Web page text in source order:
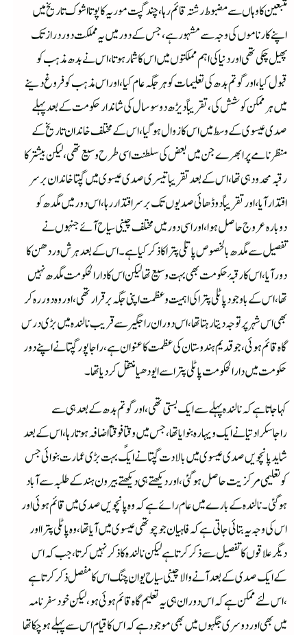
متبعین کا وہاں سے مضبوط رشتہ قائم رہا ،چند گپت موریہ کا پوتا اشوک تاریخ میں
اپنے کارناموں کی وجہ سے مشہور ہے ،جس کے دور میں یہ مملکت دوردراز تک
پھیل چکی تھی اور دنیا کی اہم مملکتوں میں اس کا شمار ہوتا ،اس نے بدھ مذہب کو
قبول کیا ،اور گوتم بدھ کی تعلیمات کو ہر جگہ عام کیا ،اور اس مذہب کو فروغ دینے
میں ہر ممکن کوشش کی ،تقریباً دیڑھ دو سو سال کی شاندار حکومت کے بعد پہلے
صدی عیسوی کے وسط میں اس کا زوال ہوگیا ،اس کے مختلف خاندان تاریخ کے
منظرنامے پر ابھرے جن میں بعض کی سلطنت اسی طرح وسیع تھی ،لیکن بیشتر کا
رقبہ محدود ہی تھا ،اس کے بعد تقریبا تیسری صدی عیسوی میں گپتا خاندان بر سر
اقتدارآیا ،اور تقریباً دو ڈھائی صدیوں تک بر سر اقتدار رہا ،اس دور میں مگدھ کو
دوبارہ عروج حاصل ہوا ،اور اسی دور میں مختلف چینی سیاح آئے جنہوں نے
تفصیل سے مگدھ بالخصوص پاتلی پترا کا ذکر کیاہے۔اس کے بعد ہرش وردھن کا
دور آیا ،اس کا رقبۂ حکومت بھی بہت وسیع تھا لیکن اس کا دارالحکومت مگدھ نہیں
تھا ،اس کے باوجود پاٹلی پترا کی اہمیت وعظمت اپنی جگہ برقرار تھی ،اور وہ دور رہ کر
بھی اس شہر پر توجہ دیتا رہتا تھا، اس دوران راجگیر سے قریب نالندہ میں بڑی درس
گا ہ قائم ہوئی ،جو قدیم ہندوستان کی عظمت کا عنوان ہے ،راجا پور گپتا نے اپنے دور
حکومت میں دارالحکومت پاٹلی پترا سے ایودھیا منتقل کردیا تھا ۔
کہا جاتا ہےکہ نالندہ پہلے سے ایک بستی تھی ،اور گوتم بدھ کے بعد ہی سے
راجاسکرادتیا نے ایک ویہارہ بنوایا تھا ،جس میں وقتاٍ فوقتاً اضافہ ہوتا رہا ،اس کے بعد
شاید پانچویں صدی عیسوی میں بالادت گپتا نے ایک بہت بڑی عمارت بنوائی جس
کو تعلیمی مرکزیت حاصل ہوگئی ،اور دیکھتے ہی دیکھتے بیرون ہند کے طلبہ سے آباد
ہوگئی ۔نالندہ کے بارے میں عام رائے ہے کہ وہ پانچویں صدی میں قائم ہوئی اور
اس کی وجہ یہ بتائی جاتی ہے کہ فاہیان جو چوتھی عیسوی میں آیا تھا ،وہ پاٹلی پترا اور
دیگر علاقوں کا تفصیل سے ذکر کرتا ہے لیکن نالندہ کا ذکر نہیں کرتا ،جب کہ اس
کے ایک صدی کے بعد آنے والا چینی سیاح یوان چنگ اس کا مفصل ذکر کرتا ہے
،اس لئے ممکن ہے کہ اس دوران ہی یہ تعلیم گاہ قائم ہوئی ہو ،لیکن خود سفرنامہ
میں بھی اور دوسری جگہوں میں بھی موجود ہے کہ اس کا قیام اس سے پہلے ہوچکا تھا